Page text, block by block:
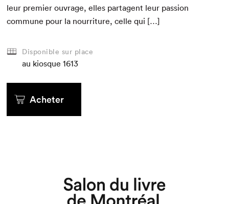
leur pre­mier ouvrage, elles parta­gent leur pas­sion
com­mune pour la nour­ri­t­ure, celle qui […]
Disponible sur place
au kiosque 1613
Acheter